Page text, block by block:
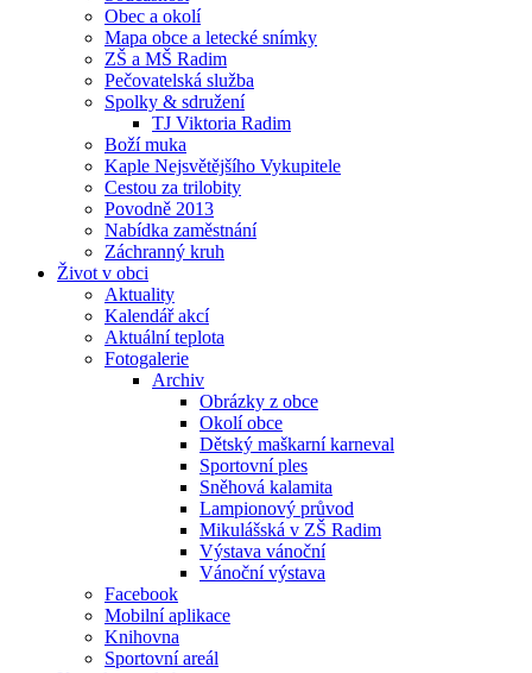
Obec a okolí
Mapa obce a letecké snímky
ZŠ a MŠ Radim
Pečovatelská služba
Spolky & sdružení
TJ Viktoria Radim
Boží muka
Kaple Nejsvětějšího Vykupitele
Cestou za trilobity
Povodně 2013
Nabídka zaměstnání
Záchranný kruh
Život v obci
Aktuality
Kalendář akcí
Aktuální teplota
Fotogalerie
Archiv
Obrázky z obce
Okolí obce
Dětský maškarní karneval
Sportovní ples
Sněhová kalamita
Lampionový průvod
Mikulášská v ZŠ Radim
Výstava vánoční
Vánoční výstava
Facebook
Mobilní aplikace
Knihovna
Sportovní areál